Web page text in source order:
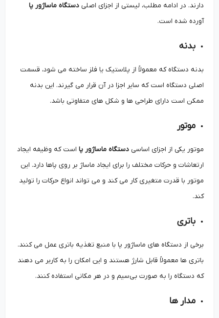
دارند. در ادامه مطلب، لیستی از اجزای اصلیدستگاه ماساژور پا
آورده شده است.
بدنه
بدنه دستگاه که معمولاً از پلاستیک یا فلز ساخته می ‌شود، قسمت
اصلی دستگاه است که سایر اجزا در آن قرار می‌ گیرند. این بدنه
ممکن است دارای طراحی‌ ها و شکل ‌های متفاوتی باشد.
موتور
موتور یکی از اجزای اساسیدستگاه ماساژور پااست که وظیفه ایجاد
ارتعاشات و حرکات مختلف را برای ایجاد ماساژ بر روی پاها دارد. این
موتور با قدرت متغیری کار می‌ کند و می ‌تواند انواع حرکات را تولید
باتری
برخی از دستگاه ‌های ماساژور پا با منبع تغذیه باتری عمل می ‌کنند.
باتری‌ ها معمولاً قابل شارژ هستند و این امکان را به کاربر می‌ دهند
که دستگاه را به صورت بی‌سیم و در هر مکانی استفاده کنند.
مدار ها